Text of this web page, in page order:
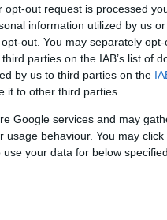
out request is processed
information utilized by us
out. You may separately
parties on the IAB’s list of
by us to third parties on the
it to other third parties.
Google services and may
behaviour. You may
your data for below
OK-Förlagetsprenumerationsvillkor
integritetspolicy .
vår papperstidning?